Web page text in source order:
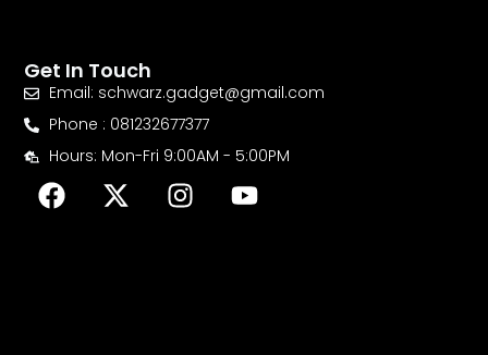
Get In Touch
Email: schwarz.gadget@gmail.com
Phone : 081232677377
Hours: Mon-Fri 9:00AM - 5:00PM
F
a
X
-
I
n
Y
o